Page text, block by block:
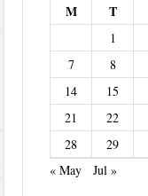
M T
1
7
8
14
15
21
22
28
29
« May
Jul »